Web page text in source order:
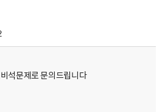
석문제로 문의드립니다